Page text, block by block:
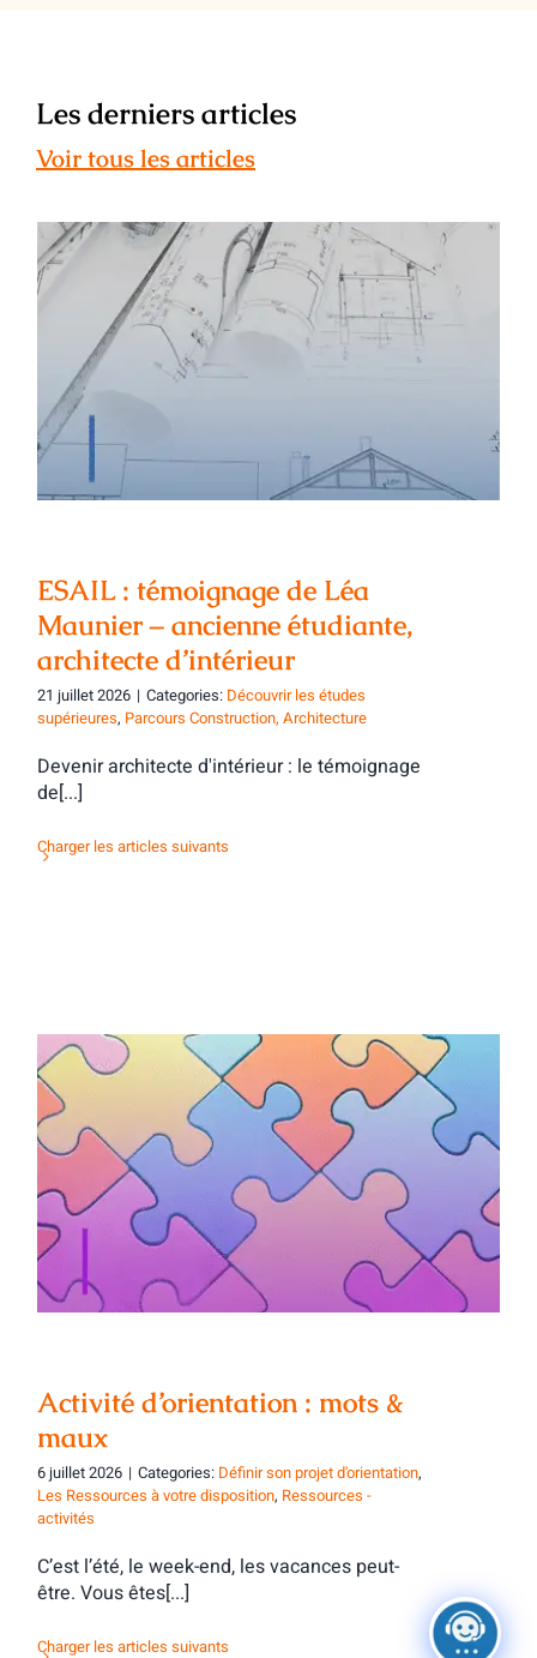
Les derniers articles
Voir tous les articles
ESAIL : témoignage de Léa Maunier –
ancienne étudiante, architecte
ESAIL : témoignage de Léa
Maunier – ancienne étudiante,
architecte d’intérieur
21 juillet 2026 | Categories: Découvrir les études
supérieures, Parcours Construction, Architecture
Devenir architecte d'intérieur : le témoignage
de[...]
Charger les articles suivants
Activité d’orientation : mots & maux
Activité d’orientation : mots &
maux
6 juillet 2026 | Categories: Définir son projet d'orientation,
Les Ressources à votre disposition, Ressources -
activités
C’est l’été, le week-end, les vacances peut-
être. Vous êtes[...]
Charger les articles suivants